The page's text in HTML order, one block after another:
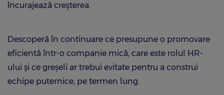
încurajează creșterea.
Descoperă în continuare ce presupune o promovare
eficientă într-o companie mică, care este rolul HR-
ului și ce greșeli ar trebui evitate pentru a construi
echipe puternice, pe termen lung.